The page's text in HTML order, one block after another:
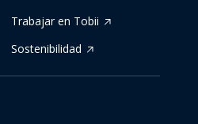
Trabajar en Tobii
Sostenibilidad